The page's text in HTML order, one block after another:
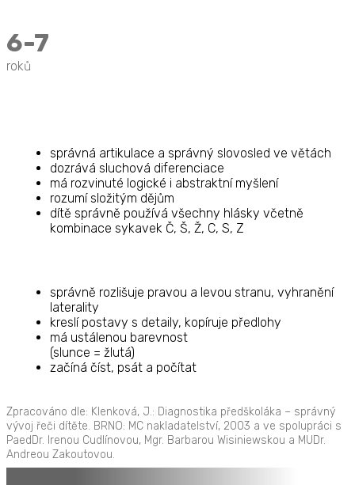
6-7
roků
správná artikulace a správný slovosled ve větách
dozrává sluchová diferenciace
má rozvinuté logické i abstraktní myšlení
rozumí složitým dějům
dítě správně používá všechny hlásky včetně
kombinace sykavek Č, Š, Ž, C, S, Z
správně rozlišuje pravou a levou stranu, vyhranění
laterality
kreslí postavy s detaily, kopíruje předlohy
má ustálenou barevnost
(slunce = žlutá)
začíná číst, psát a počítat
Zpracováno dle: Klenková, J.: Diagnostika předškoláka – správný
vývoj řeči dítěte. BRNO: MC nakladatelství, 2003 a ve spolupráci s
PaedDr. Irenou Cudlínovou, Mgr. Barbarou Wisiniewskou a MUDr.
Andreou Zakoutovou.